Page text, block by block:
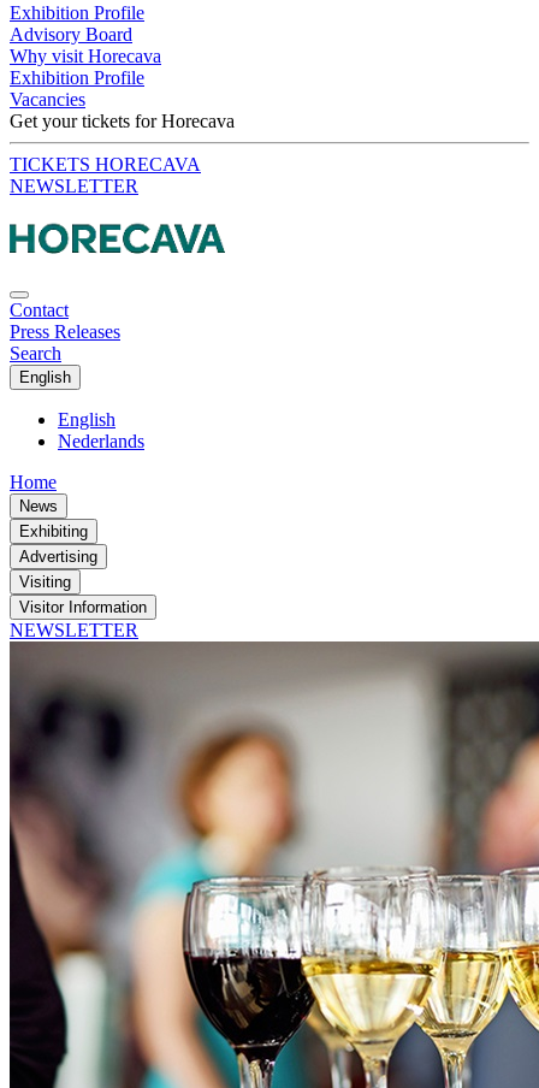
Exhibition Profile
Advisory Board
Why visit Horecava
Exhibition Profile
Vacancies
Get your tickets for Horecava
TICKETS HORECAVA
NEWSLETTER
Contact
Press Releases
Search
English
English
Nederlands
Home
News
Exhibiting
Advertising
Visiting
Visitor Information
NEWSLETTER